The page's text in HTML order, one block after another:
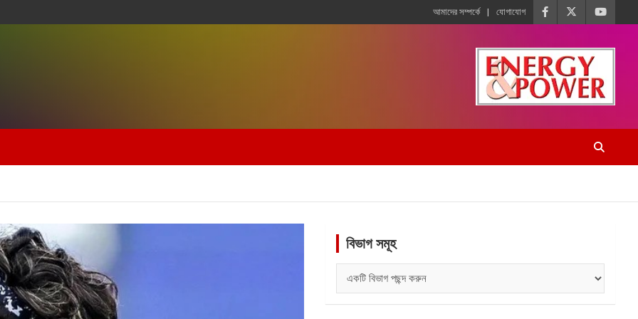
আমাদের সম্পর্কে যোগাযোগ
বিভাগ সমূহ
সমূহ